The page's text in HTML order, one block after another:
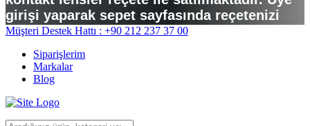
girişi yaparak sepet sayfasında reçetenizi
yükleyebilirsiniz.
Müşteri Destek Hattı : +90 212 237 37 00
Siparişlerim
Markalar
Blog